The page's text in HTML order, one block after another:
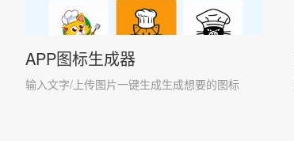
APP图标生成器
输入文字/上传图片一键生成生成想要的图标